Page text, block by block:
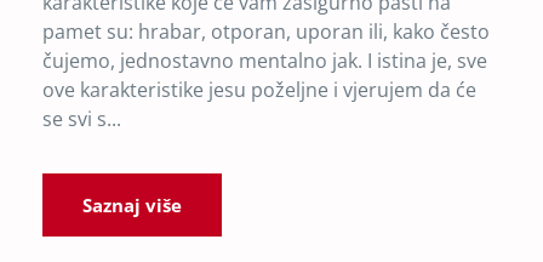
pamet su: hrabar, otporan, uporan ili, kako često
čujemo, jednostavno mentalno jak. I istina je, sve
ove karakteristike jesu poželjne i vjerujem da će
se svi s...
Saznaj više